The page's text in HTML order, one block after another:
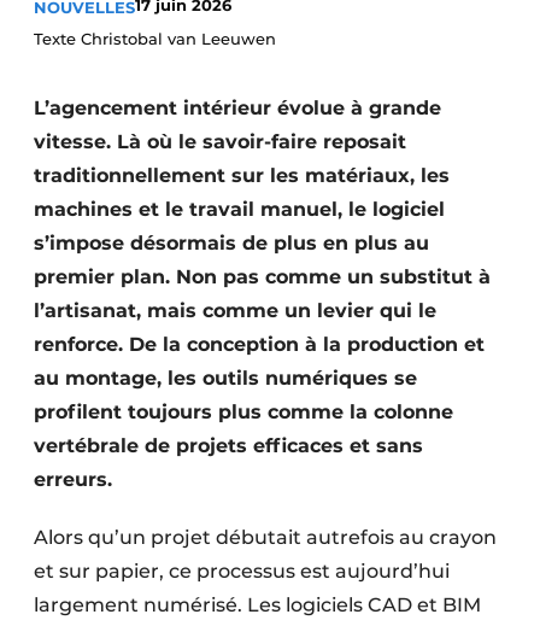
S’inscrire à l’événement
S’inscrire
Termes et conditions
Video’s
NOUVELLES17 juin 2026
Texte Christobal van Leeuwen
L’agencement intérieur évolue à grande
vitesse. Là où le savoir-faire reposait
traditionnellement sur les matériaux, les
machines et le travail manuel, le logiciel
s’impose désormais de plus en plus au
premier plan. Non pas comme un substitut à
l’artisanat, mais comme un levier qui le
renforce. De la conception à la production et
au montage, les outils numériques se
profilent toujours plus comme la colonne
vertébrale de projets efficaces et sans
erreurs.
Alors qu’un projet débutait autrefois au crayon
et sur papier, ce processus est aujourd’hui
largement numérisé. Les logiciels CAD et BIM